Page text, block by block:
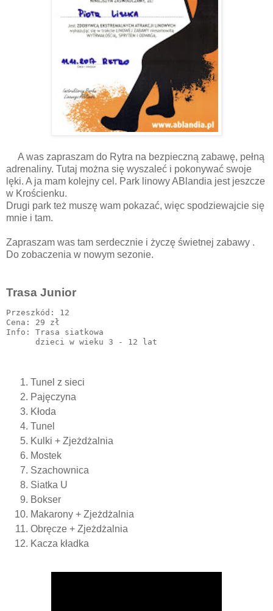
A was zapraszam do Rytra na bezpieczną zabawę, pełną
adrenaliny. Tutaj można się wyszaleć i pokonywać swoje
lęki. A ja mam kolejny cel. Park linowy ABlandia jest jeszcze
w Krościenku.
Drugi park też muszę wam pokazać, więc spodziewajcie się
mnie i tam.
Zapraszam was tam serdecznie i życzę świetnej zabawy .
Do zobaczenia w nowym sezonie.
Trasa Junior
Przeszkód: 12
Cena: 29 zł
Info: Trasa siatkowa
Tunel z sieci
Pajęczyna
Kłoda
Tunel
Kulki + Zjeżdżalnia
Mostek
Szachownica
Siatka U
Bokser
Makarony + Zjeżdżalnia
Obręcze + Zjeżdżalnia
Kacza kładka